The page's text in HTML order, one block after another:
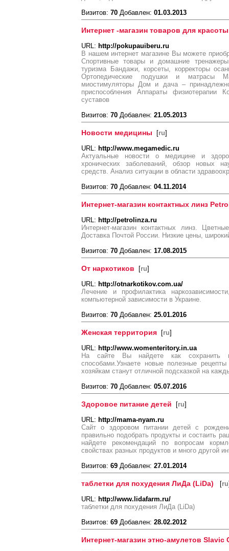
Визитов: 70 Добавлен: 01.03.2013
Интернет -магазин товаров для
URL: http://pokupauiberu.ru
В нашем интернет магазине Вы можете
Спортивные товары и домашние
туризма Бандажи, корсеты, корректоры
Ортопедические подушки и матрасы
миостимуляторы Дом и дача –
приспособления Аппараты физиотерапии
суставов
Визитов: 70 Добавлен: 21.05.2013
Новости медицины [ru]
URL: http://www.megamedic.ru
Актуальные новости о медицине и
хронических заболеваний, обзор новых
средств. Анализ ситуации в области
Визитов: 70 Добавлен: 04.11.2014
Интернет-магазин контактных линз
URL: http://petrolinza.ru
Интернет-магазин контактных линз.
Доставка Почтой России. Низкие цены,
Визитов: 70 Добавлен: 17.08.2015
От наркотиков [ru]
URL: http://otnarkotikov.com.ua/
Лечение и профилактика
компьютерной зависимости в Украине.
Визитов: 70 Добавлен: 25.01.2016
Женская территория [ru]
URL: http://www.womenteritory.in.ua
На сайте Вы найдете как сохранить
способами.Узнаете новые полезные
хозяйкам станут отличной подсказкой на
Визитов: 70 Добавлен: 05.07.2016
Здоровое питание детей [ru]
URL: http://mama-nyam.ru
Сайт о здоровом питании детей с
правильно подобрать продукты и состаить
найдете рекомендаций по вопросам
свойствах разных продуктов и много другой
Визитов: 69 Добавлен: 27.01.2014
таблетки для похудения ЛиДа (LiDa) [ru
URL: http://www.lidafarm.ru/
таблетки для похудения ЛиДа (LiDa)
Визитов: 69 Добавлен: 28.02.2012
Интернет-магазин этно-амулетов Slavic